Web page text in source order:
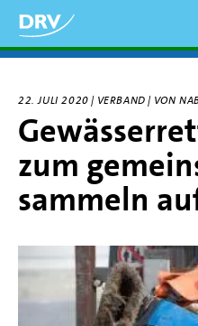
zum
Inhalt
22. JULI 2020 | VERBAND | VON
zum
sammeln